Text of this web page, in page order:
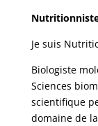
Je suis
Biologiste
Sciences
scientifique
domaine de